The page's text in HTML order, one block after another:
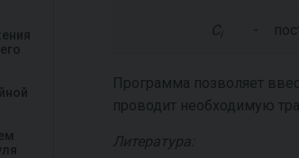
C -
Программа позволяет
проводит необходимую
Литература: